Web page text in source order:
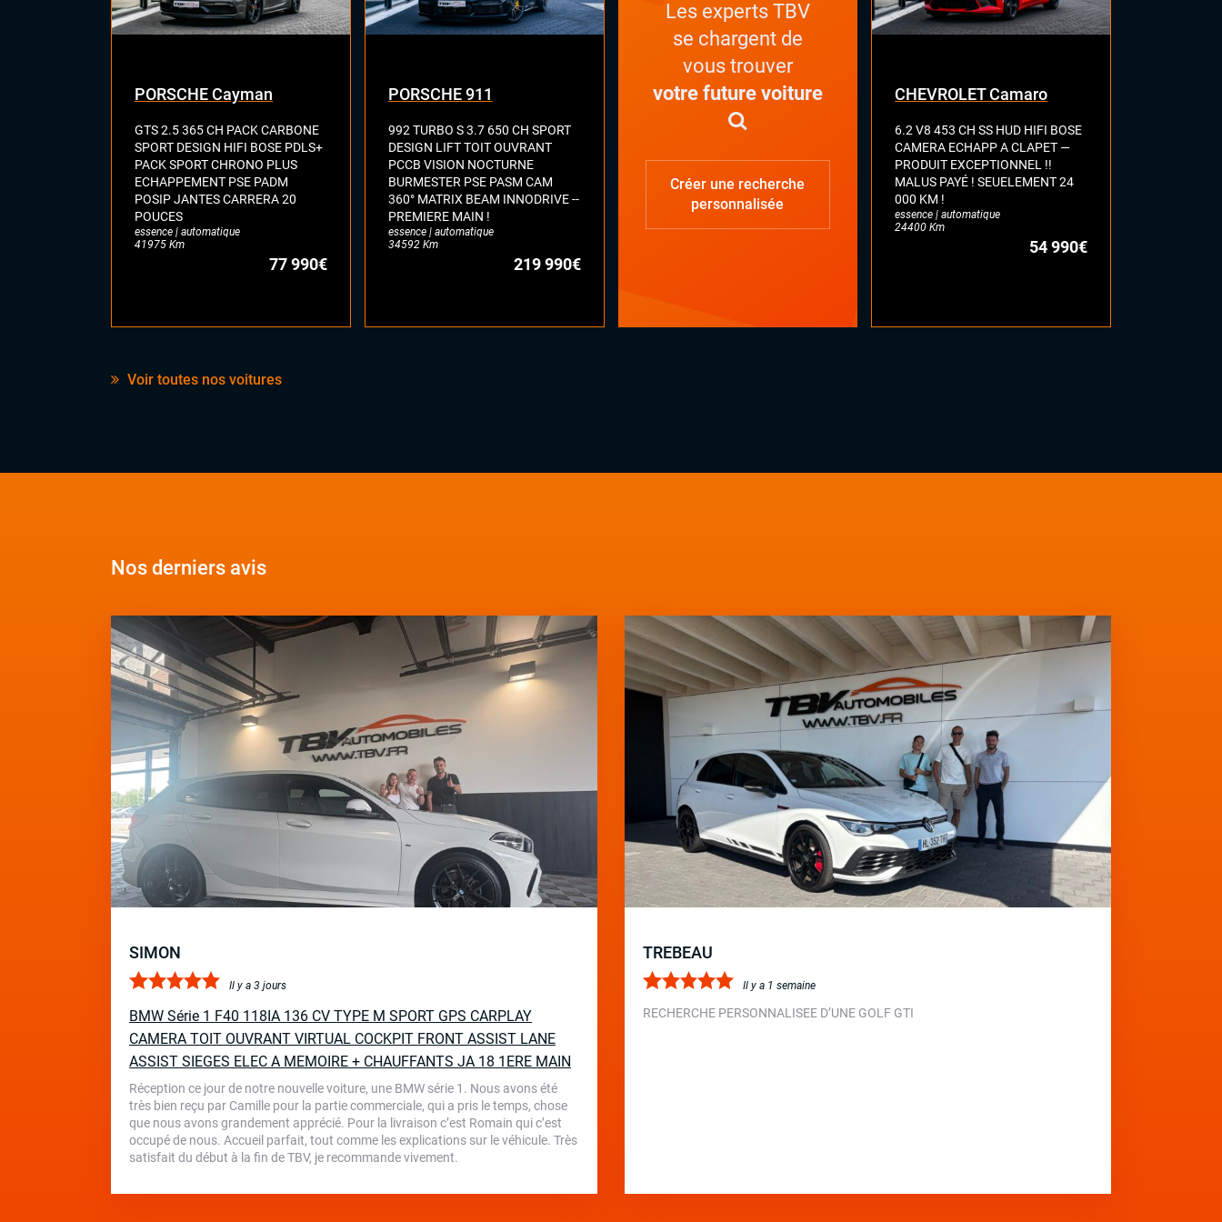
PORSCHE Cayman
GTS 2.5 365 CH PACK CARBONE
SPORT DESIGN HIFI BOSE PDLS+
PACK SPORT CHRONO PLUS
ECHAPPEMENT PSE PADM
POSIP JANTES CARRERA 20
POUCES
essence | automatique
41975 Km
77 990€
PORSCHE 911
992 TURBO S 3.7 650 CH SPORT
DESIGN LIFT TOIT OUVRANT
PCCB VISION NOCTURNE
BURMESTER PSE PASM CAM
360° MATRIX BEAM INNODRIVE --
PREMIERE MAIN !
essence | automatique
34592 Km
219 990€
Les experts TBV
se chargent de
vous trouver
votre future voiture
Créer une recherche
personnalisée
CHEVROLET Camaro
6.2 V8 453 CH SS HUD HIFI BOSE
CAMERA ECHAPP A CLAPET —
PRODUIT EXCEPTIONNEL !!
MALUS PAYÉ ! SEUELEMENT 24
000 KM !
essence | automatique
24400 Km
54 990€
Voir toutes nos voitures
Nos derniers avis
SIMON
Il y a 3 jours
BMW Série 1 F40 118IA 136 CV TYPE M SPORT GPS CARPLAY
CAMERA TOIT OUVRANT VIRTUAL COCKPIT FRONT ASSIST LANE
ASSIST SIEGES ELEC A MEMOIRE + CHAUFFANTS JA 18 1ERE MAIN
Réception ce jour de notre nouvelle voiture, une BMW série 1. Nous avons été
très bien reçu par Camille pour la partie commerciale, qui a pris le temps, chose
que nous avons grandement apprécié. Pour la livraison c’est Romain qui c’est
occupé de nous. Accueil parfait, tout comme les explications sur le véhicule. Très
satisfait du début à la fin de TBV, je recommande vivement.
TREBEAU
Il y a 1 semaine
RECHERCHE PERSONNALISEE D’UNE GOLF GTI